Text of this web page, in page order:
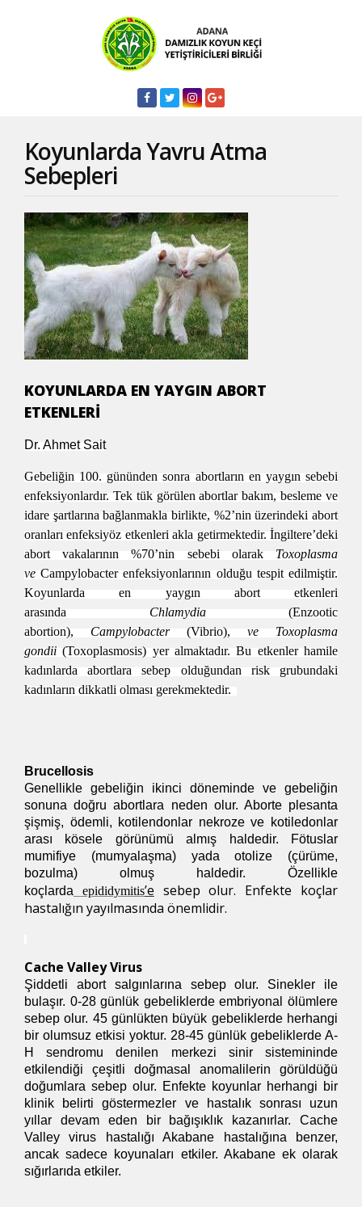
Koyunlarda Yavru Atma
Sebepleri
KOYUNLARDA EN YAYGIN ABORT
ETKENLERİ
Dr. Ahmet Sait
Gebeliğin 100. gününden sonra abortların en yaygın sebebi
enfeksiyonlardır. Tek tük görülen abortlar bakım, besleme ve
idare şartlarına bağlanmakla birlikte, %2’nin üzerindeki abort
oranları enfeksiyöz etkenleri akla getirmektedir. İngiltere’deki
abort vakalarının %70’nin sebebi olarak Toxoplasma
ve Campylobacter enfeksiyonlarının olduğu tespit edilmiştir.
Koyunlarda en yaygın abort etkenleri
arasında Chlamydia(Enzootic
abortion), Campylobacter(Vibrio), ve Toxoplasma
gondii(Toxoplasmosis) yer almaktadır. Bu etkenler hamile
kadınlarda abortlara sebep olduğundan risk grubundaki
kadınların dikkatli olması gerekmektedir.
Brucellosis
Genellikle gebeliğin ikinci döneminde ve gebeliğin
sonuna doğru abortlara neden olur. Aborte plesanta
şişmiş, ödemli, kotilendonlar nekroze ve kotiledonlar
arası kösele görünümü almış haldedir. Fötuslar
mumifiye (mumyalaşma) yada otolize (çürüme,
bozulma) olmuş haldedir. Özellikle
koçlarda epididymitis’e sebep olur. Enfekte koçlar
hastalığın yayılmasında önemlidir.
Cache Valley Virus
Şiddetli abort salgınlarına sebep olur. Sinekler ile
bulaşır. 0-28 günlük gebeliklerde embriyonal ölümlere
sebep olur. 45 günlükten büyük gebeliklerde herhangi
bir olumsuz etkisi yoktur. 28-45 günlük gebeliklerde A-
H sendromu denilen merkezi sinir sistemininde
etkilendiği çeşitli doğmasal anomalilerin görüldüğü
doğumlara sebep olur. Enfekte koyunlar herhangi bir
klinik belirti göstermezler ve hastalık sonrası uzun
yıllar devam eden bir bağışıklık kazanırlar. Cache
Valley virus hastalığı Akabane hastalığına benzer,
ancak sadece koyunaları etkiler. Akabane ek olarak
sığırlarıda etkiler.